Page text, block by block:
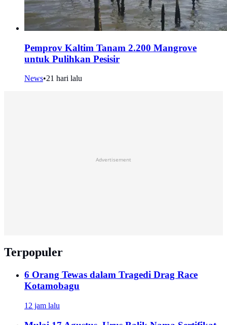
Pemprov Kaltim Tanam 2.200 Mangrove
untuk Pulihkan Pesisir
News•21 hari lalu
Advertisement
Terpopuler
6 Orang Tewas dalam Tragedi Drag Race
Kotamobagu
12 jam lalu